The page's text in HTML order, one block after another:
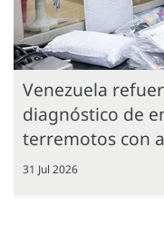
Venezuela
diagnóstico de
terremotos con
31 Jul 2026